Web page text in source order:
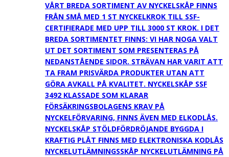
VÅRT BREDA SORTIMENT AV NYCKELSKÅP FINNS
FRÅN SMÅ MED 1 ST NYCKELKROK TILL SSF-
CERTIFIERADE MED UPP TILL 3000 ST KROK. I DET
BREDA SORTIMENTET FINNS: VI HAR NOGA VALT
UT DET SORTIMENT SOM PRESENTERAS PÅ
NEDANSTÅENDE SIDOR. STRÄVAN HAR VARIT ATT
TA FRAM PRISVÄRDA PRODUKTER UTAN ATT
GÖRA AVKALL PÅ KVALITET. NYCKELSKÅP SSF
3492 KLASSADE SOM KLARAR
FÖRSÄKRINGSBOLAGENS KRAV PÅ
NYCKELFÖRVARING, FINNS ÄVEN MED ELKODLÅS.
NYCKELSKÅP STÖLDFÖRDRÖJANDE BYGGDA I
KRAFTIG PLÅT FINNS MED ELEKTRONISKA KODLÅS
NYCKELUTLÄMNINGSSKÅP NYCKELUTLÄMNING PÅ